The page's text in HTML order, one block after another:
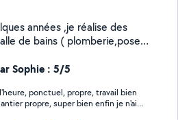
années ,je réalise des
de bains ( plomberie,pose
Sophie : 5/5
ponctuel, propre, travail bien
propre, super bien enfin je n'ai